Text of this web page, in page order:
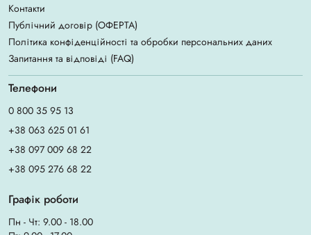
Контакти
Публічний договір (ОФЕРТА)
Політика конфіденційності та обробки персональних даних
Запитання та відповіді (FAQ)
Телефони
0 800 35 95 13
+38 063 625 01 61
+38 097 009 68 22
+38 095 276 68 22
Графік роботи
Пн - Чт: 9.00 - 18.00